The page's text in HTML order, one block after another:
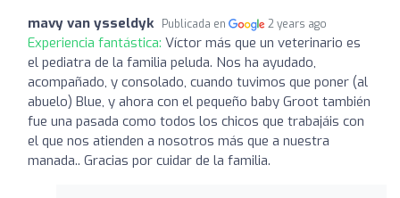
mavy van ysseldyk Publicada en 2 years ago
Experiencia fantástica: Víctor más que un veterinario es
el pediatra de la familia peluda. Nos ha ayudado,
acompañado, y consolado, cuando tuvimos que poner (al
abuelo) Blue, y ahora con el pequeño baby Groot también
fue una pasada como todos los chicos que trabajáis con
el que nos atienden a nosotros más que a nuestra
manada.. Gracias por cuidar de la familia.